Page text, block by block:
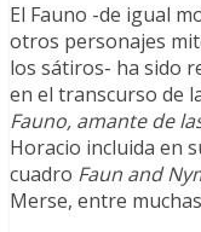
El Fauno -de igual
otros personajes
los sátiros- ha sido
en el transcurso de
Fauno, amante de
Horacio incluida en
cuadro Faun and
Merse, entre